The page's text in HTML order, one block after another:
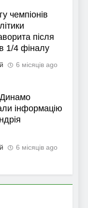
чемпіонів
після
1/4 фіналу
6 місяців ago
Динамо
інформацію
6 місяців ago